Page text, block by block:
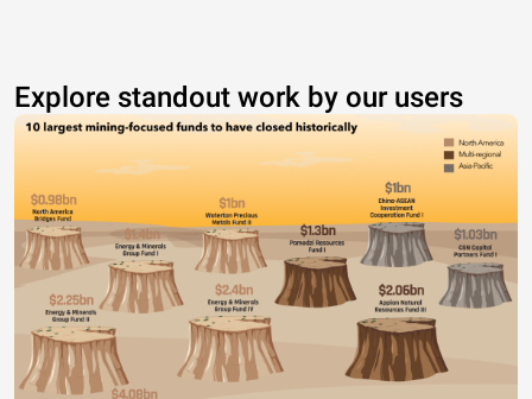
Explore standout work by our users